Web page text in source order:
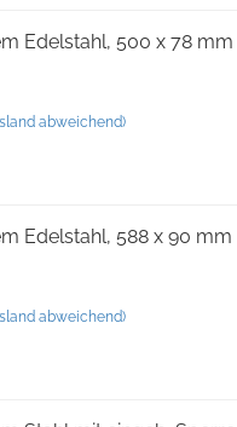
Edelstahl, 500 x 78 mm
abweichend)
Edelstahl, 588 x 90 mm
abweichend)